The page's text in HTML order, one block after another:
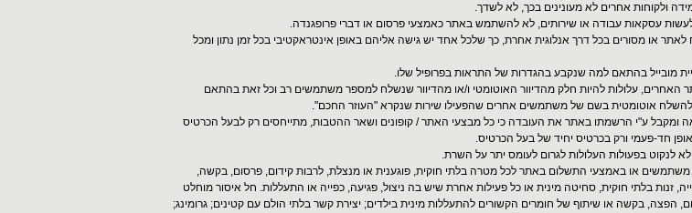
ולקוחות אחרים לא מעונינים בכך, לא לשדך.
עסקאות עבודה או שירותים, לא להשתמש באתר כאמצעי פרסום או דברי פרופגנדה.
לאתר או מסורים בכל דרך אנלוגית אחרת, כך שלכל אחד יש גישה אליהם באופן אינטראקטיבי בכל זמן נתון ומכל
מובייל בהתאם למה שנקבע בהגדרות של התראות בפרופיל שלו.
עלולות להיות חלק מהדיוור האוטומטי ו/או מהדיוור שנשלח למספר משתמשים רב וכל זאת בהתאם
להשלח אוטומטית בשם של משתמשים אחרים שהפעילו שירות שנקרא "העוזר החכם".
ע"י הרשמתו באתר את העובדה כי כל מבצעי האתר / קופונים ושאר ההטבות, מתייחסים רק לבעל הכרטיס
חד-פעמי ורק בכרטיס יחיד של בעל הכרטיס.
לנקוט בפעולות העלולות לגרום לעומס יתר על השרת.
או באמצעי התשלום באתר לכל מטרה בלתי חוקית, פוגענית או מנצלת, לרבות קידום, פרסום, בקשה,
זנות בלתי חוקית, סחיטה מינית או כל פעילות אחרת שיש בה ניצול, פגיעה, כפייה או התעללות. חל איסור מוחלט
הפצה, בקשה או שיתוף של חומרים הקשורים להתעללות מינית בילדים; יצירת קשר בלתי הולם עם קטינים; גרומינג;